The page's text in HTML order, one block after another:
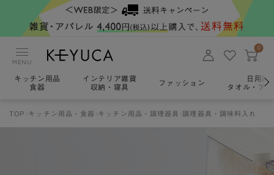
MENU
0
キッチン用品
食器
インテリア雑貨
収納・寝具
ファッション
日用雑
タオル・ア
TOP キッチン用品・食器 キッチン用品・調理器具 調理器具・調味料入れ